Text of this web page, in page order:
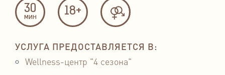
30
мин 18+
УСЛУГА ПРЕДОСТАВЛЯЕТСЯ В:
Wellness-центр "4 сезона"